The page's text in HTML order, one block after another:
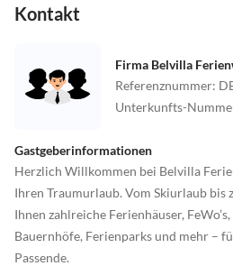
Kontakt
Firma Belvilla
Referenznummer:
Unterkunfts-
Gastgeberinformationen
Herzlich Willkommen bei Belvilla
Ihren Traumurlaub. Vom Skiurlaub
Ihnen zahlreiche Ferienhäuser,
Bauernhöfe, Ferienparks und mehr –
Passende.